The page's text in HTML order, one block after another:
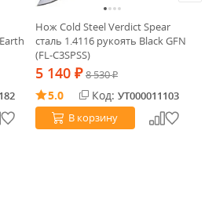
Нож Cold Steel Verdict Spear
сталь 1.4116 рукоять Black GFN
(FL-C3SPSS)
5 140 ₽ 8 530₽
5.0 Код: УТ000011103
В корзину